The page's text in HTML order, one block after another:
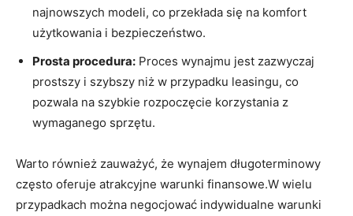
najnowszych ⁣modeli, ‌co przekłada się na komfort
użytkowania i bezpieczeństwo.
Prosta procedura: Proces ‍wynajmu jest zazwyczaj
‌prostszy i szybszy niż⁣ w przypadku leasingu,⁢ co ​
pozwala na szybkie rozpoczęcie korzystania z
wymaganego sprzętu.
Warto również zauważyć,⁢ że wynajem długoterminowy⁢
często oferuje atrakcyjne warunki finansowe.W wielu
przypadkach można negocjować indywidualne warunki